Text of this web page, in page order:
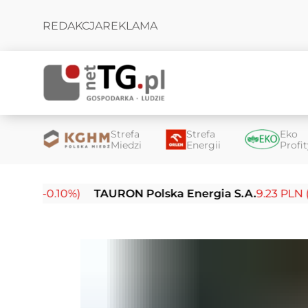
REDAKCJAREKLAMA
Strefa
Miedzi
Strefa
Energii
Eko
TAURON Polska Energia S.A.9.23 PLN (-0.03%)